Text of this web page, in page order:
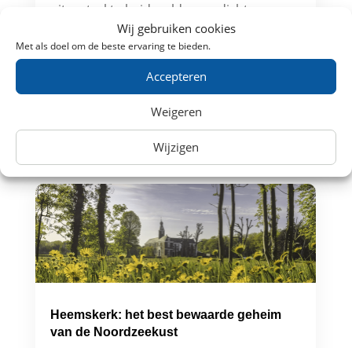
Wij gebruiken cookies
Met als doel om de beste ervaring te bieden.
Accepteren
Weigeren
Wijzigen
uitgestrekte heidevelden en dichte
bossen tot schilderachtige duinen en
kronkelende rivieren, biedt Nederland een
overvloed aan wandelmogelijkheden
lees meer...
Heemskerk: het best bewaarde geheim
van de Noordzeekust